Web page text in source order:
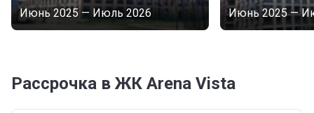
Июнь 2025— Июль 2026 Июнь 2025—
Рассрочка в ЖК Arena Vista